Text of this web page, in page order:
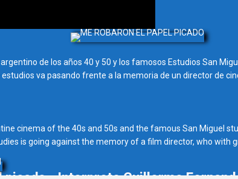
de los años 40 y 50 y los famosos Estudios San
va pasando frente a la memoria de un director de
cinema of the 40s and 50s and the famous San Miguel
is going against the memory of a film director, who with